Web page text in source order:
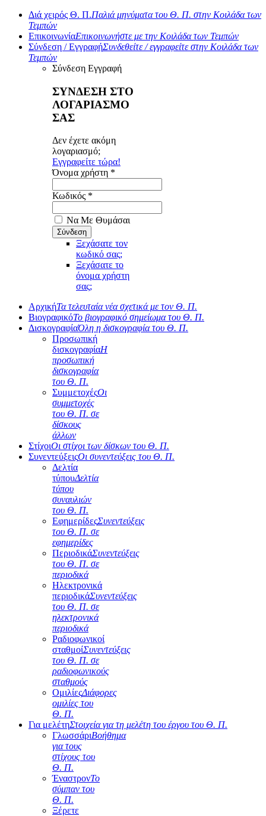
Διά χειρός Θ. Π.Παλιά μηνύματα του Θ. Π. στην Κοιλάδα των
Τεμπών
ΕπικοινωνίαΕπικοινωνήστε με την Κοιλάδα των Τεμπών
Σύνδεση / ΕγγραφήΣυνδεθείτε / εγγραφείτε στην Κοιλάδα των
Τεμπών
Σύνδεση Εγγραφή
ΣΥΝΔΕΣΗ ΣΤΟ
ΛΟΓΑΡΙΑΣΜΟ
ΣΑΣ
Δεν έχετε ακόμη
λογαριασμό;
Εγγραφείτε τώρα!
Όνομα χρήστη *
Κωδικός *
Να Με Θυμάσαι
Ξεχάσατε τον
κωδικό σας;
Ξεχάσατε το
όνομα χρήστη
σας;
ΑρχικήΤα τελευταία νέα σχετικά με τον Θ. Π.
ΒιογραφικόΤο βιογραφικό σημείωμα του Θ. Π.
ΔισκογραφίαΌλη η δισκογραφία του Θ. Π.
Προσωπική
δισκογραφίαΗ
προσωπική
δισκογραφία
του Θ. Π.
ΣυμμετοχέςΟι
συμμετοχές
του Θ. Π. σε
δίσκους
άλλων
ΣτίχοιΟι στίχοι των δίσκων του Θ. Π.
ΣυνεντεύξειςΟι συνεντεύξεις του Θ. Π.
Δελτία
τύπουΔελτία
τύπου
συναυλιών
του Θ. Π.
ΕφημερίδεςΣυνεντεύξεις
του Θ. Π. σε
εφημερίδες
ΠεριοδικάΣυνεντεύξεις
του Θ. Π. σε
περιοδικά
Ηλεκτρονικά
περιοδικάΣυνεντεύξεις
του Θ. Π. σε
ηλεκτρονικά
περιοδικά
Ραδιοφωνικοί
σταθμοίΣυνεντεύξεις
του Θ. Π. σε
ραδιοφωνικούς
σταθμούς
ΟμιλίεςΔιάφορες
ομιλίες του
Θ. Π.
Για μελέτηΣτοιχεία για τη μελέτη του έργου του Θ. Π.
ΓλωσσάριΒοήθημα
για τους
στίχους του
Θ. Π.
ΈναστρονΤο
σύμπαν του
Θ. Π.
Ξέρετε